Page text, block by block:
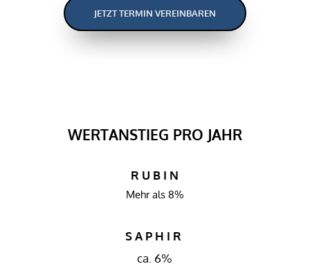
JETZT TERMIN VEREINBAREN
WERTANSTIEG PRO JAHR
R U B I N
Mehr als 8%
S A P H I R
ca. 6%